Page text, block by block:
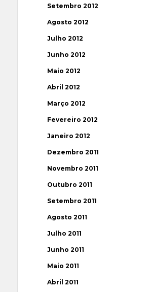
Setembro 2012
Agosto 2012
Julho 2012
Junho 2012
Maio 2012
Abril 2012
Março 2012
Fevereiro 2012
Janeiro 2012
Dezembro 2011
Novembro 2011
Outubro 2011
Setembro 2011
Agosto 2011
Julho 2011
Junho 2011
Maio 2011
Abril 2011